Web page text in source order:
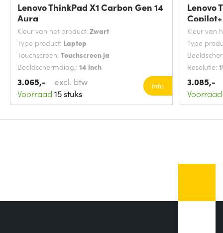
Lenovo ThinkPad X1 Carbon Gen 14
Aura
Kleur van het product: Zwart
Type product: Laptop
Touchscreen: Touchscreen ja
Beeldschermdiag.: 14 inch
3.065,-
excl. btw
Voorraad 15 stuks
Info
Lenovo
Copilot+
Kleur van
Type
Resolutie:
3.085,-
Voorraad